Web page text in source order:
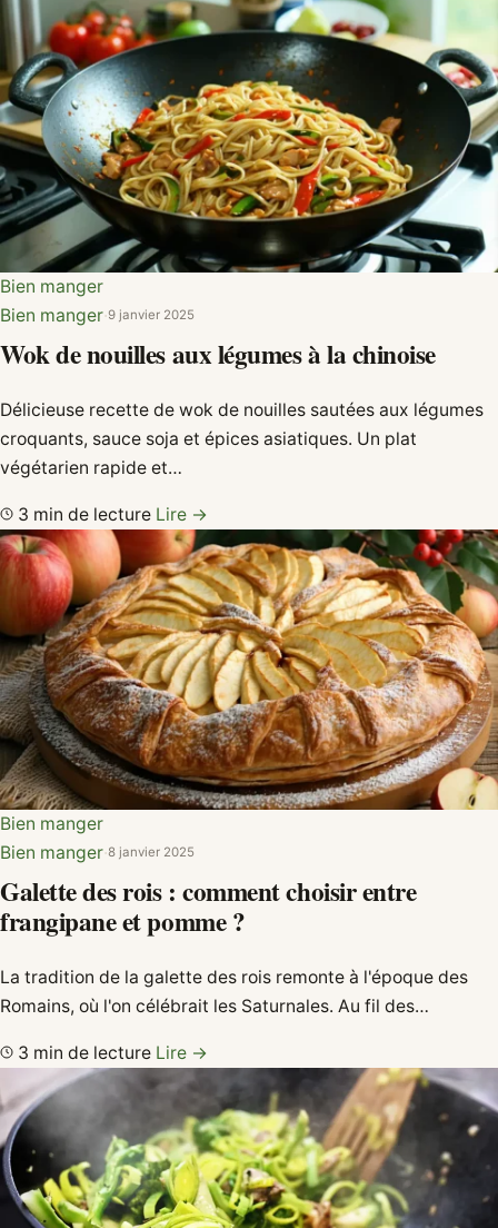
Bien manger
Bien manger·9 janvier 2025
Wok de nouilles aux légumes à la chinoise
Délicieuse recette de wok de nouilles sautées aux légumes
croquants, sauce soja et épices asiatiques. Un plat
végétarien rapide et…
3 min de lecture Lire →
Bien manger
Bien manger·8 janvier 2025
Galette des rois : comment choisir entre
frangipane et pomme ?
La tradition de la galette des rois remonte à l'époque des
Romains, où l'on célébrait les Saturnales. Au fil des…
3 min de lecture Lire →